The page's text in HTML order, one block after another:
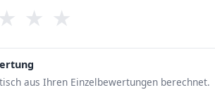
★ ★ ★
aus Ihren Einzelbewertungen berechnet.